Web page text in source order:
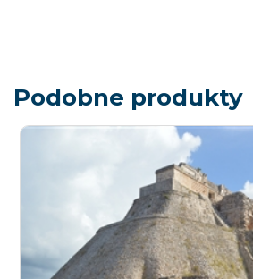
Podobne produkty